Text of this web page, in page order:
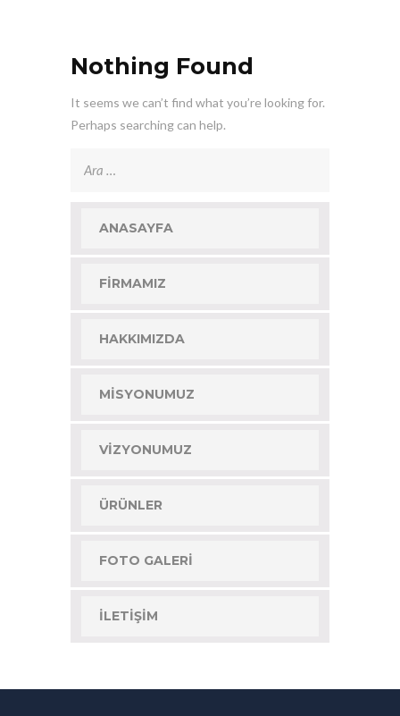
Nothing Found
It seems we can’t find what you’re looking for.
Perhaps searching can help.
ANASAYFA
FIRMAMIZ
HAKKIMIZDA
MISYONUMUZ
VIZYONUMUZ
ÜRÜNLER
FOTO GALERI
İLETIŞIM